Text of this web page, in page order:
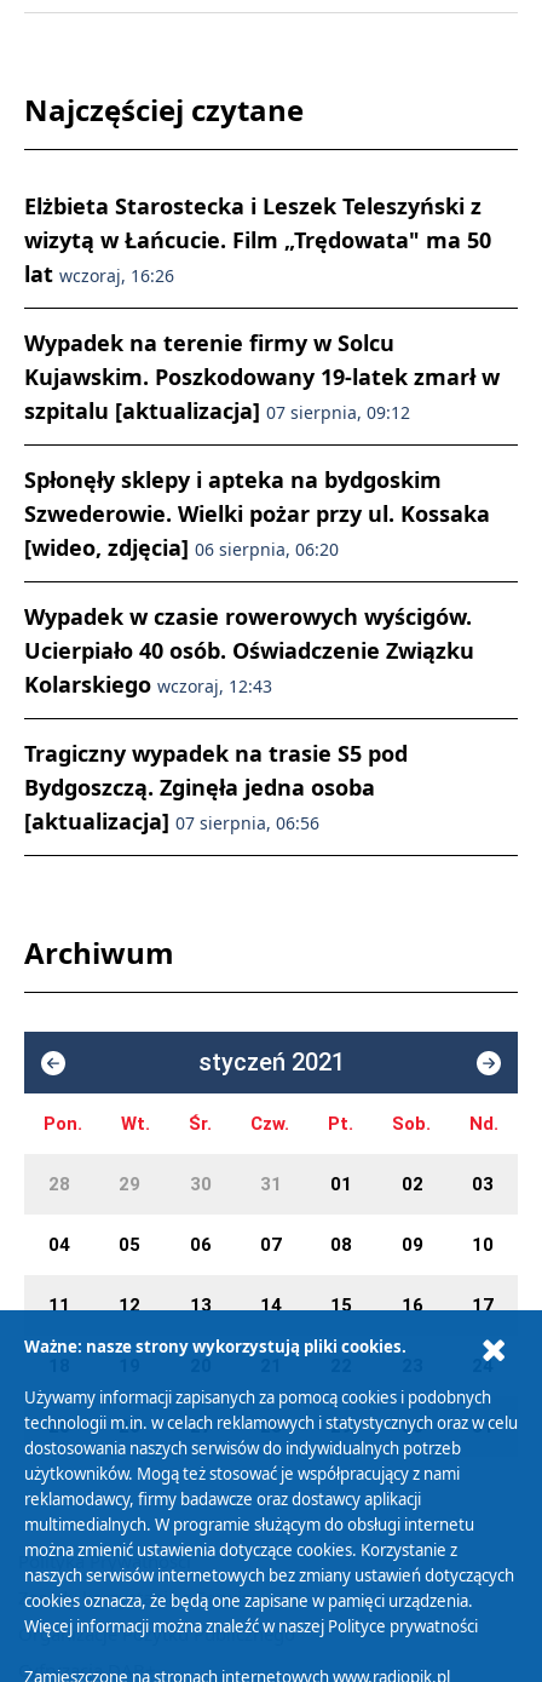
Najczęściej czytane
Elżbieta Starostecka i Leszek Teleszyński z
wizytą w Łańcucie. Film „Trędowata" ma 50
lat wczoraj, 16:26
Wypadek na terenie firmy w Solcu
Kujawskim. Poszkodowany 19-latek zmarł w
szpitalu [aktualizacja] 07 sierpnia, 09:12
Spłonęły sklepy i apteka na bydgoskim
Szwederowie. Wielki pożar przy ul. Kossaka
[wideo, zdjęcia] 06 sierpnia, 06:20
Wypadek w czasie rowerowych wyścigów.
Ucierpiało 40 osób. Oświadczenie Związku
Kolarskiego wczoraj, 12:43
Tragiczny wypadek na trasie S5 pod
Bydgoszczą. Zginęła jedna osoba
[aktualizacja] 07 sierpnia, 06:56
Archiwum
styczeń 2021
Pon. Wt. Śr. Czw. Pt. Sob. Nd.
28 29 30 31 01 02 03
04 05 06 07 08 09 10
11 12 13 14 15 16 17
24
25 26 27 28 29 30 31
Polityka Prywatności
Zasady korzystania z Serwisu
Organizacje Pożytku Publicznego
Cyfryzacja DAB+
Ważne: nasze strony wykorzystują pliki cookies.
Używamy informacji zapisanych za pomocą cookies i podobnych
technologii m.in. w celach reklamowych i statystycznych oraz w celu
dostosowania naszych serwisów do indywidualnych potrzeb
użytkowników. Mogą też stosować je współpracujący z nami
reklamodawcy, firmy badawcze oraz dostawcy aplikacji
multimedialnych. W programie służącym do obsługi internetu
można zmienić ustawienia dotyczące cookies. Korzystanie z
naszych serwisów internetowych bez zmiany ustawień dotyczących
cookies oznacza, że będą one zapisane w pamięci urządzenia.
Więcej informacji można znaleźć w naszej Polityce prywatności
Zamieszczone na stronach internetowych www.radiopik.pl